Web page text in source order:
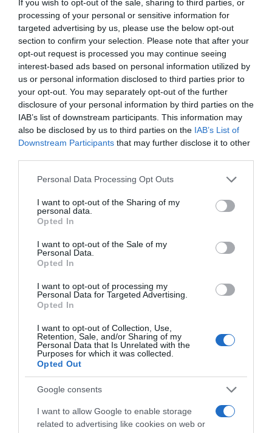
If you wish to opt-out of the sale, sharing to third parties, or
processing of your personal or sensitive information for
targeted advertising by us, please use the below opt-out
section to confirm your selection. Please note that after your
opt-out request is processed you may continue seeing
interest-based ads based on personal information utilized by
us or personal information disclosed to third parties prior to
your opt-out. You may separately opt-out of the further
disclosure of your personal information by third parties on the
IAB’s list of downstream participants. This information may
also be disclosed by us to third parties on the IAB’s List of
Downstream Participants that may further disclose it to other
Please note that this website/app uses one or more Google
not limited to your visit or usage behaviour. You may click to
grant or deny consent to Google and its third-party tags to
use your data for below specified purposes in below Google
consent section.
Personal Data Processing Opt Outs
I want to opt-out of the Sharing of my
personal data.
Opted In
I want to opt-out of the Sale of my
Personal Data.
Opted In
I want to opt-out of processing my
Personal Data for Targeted Advertising.
Opted In
I want to opt-out of Collection, Use,
Retention, Sale, and/or Sharing of my
Personal Data that Is Unrelated with the
Purposes for which it was collected.
Opted Out
Google consents
I want to allow Google to enable storage
related to advertising like cookies on web or
LIFESTYLE